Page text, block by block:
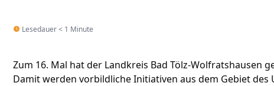
Lesedauer < 1 Minute
Zum 16. Mal hat der Landkreis Bad Tölz-Wolfratshausen
Damit werden vorbildliche Initiativen aus dem Gebiet